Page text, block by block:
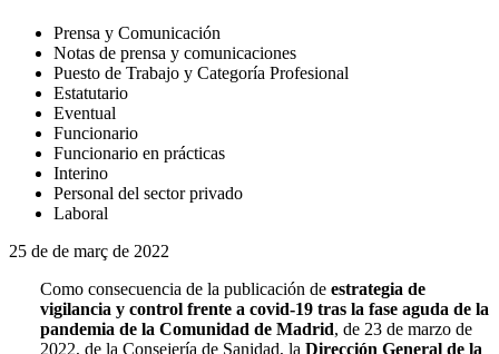
Prensa y Comunicación
Notas de prensa y comunicaciones
Puesto de Trabajo y Categoría Profesional
Estatutario
Eventual
Funcionario
Funcionario en prácticas
Interino
Personal del sector privado
Laboral
25 de de març de 2022
Como consecuencia de la publicación deestrategia de
vigilancia y control frente a covid-19 tras la fase aguda de la
pandemia de la Comunidad de Madrid, de 23 de marzo de
2022, de la Consejería de Sanidad, laDirección General de la